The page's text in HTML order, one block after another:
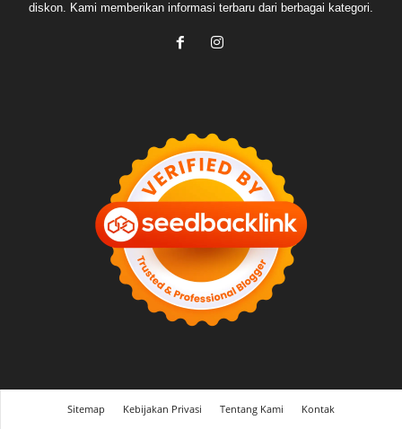
diskon. Kami memberikan informasi terbaru dari berbagai kategori.
Sitemap Kebijakan Privasi Tentang Kami Kontak